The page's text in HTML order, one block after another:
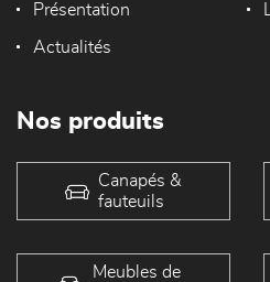
Présentation
Actualités
Nos produits
Canapés &
fauteuils
Meubles de